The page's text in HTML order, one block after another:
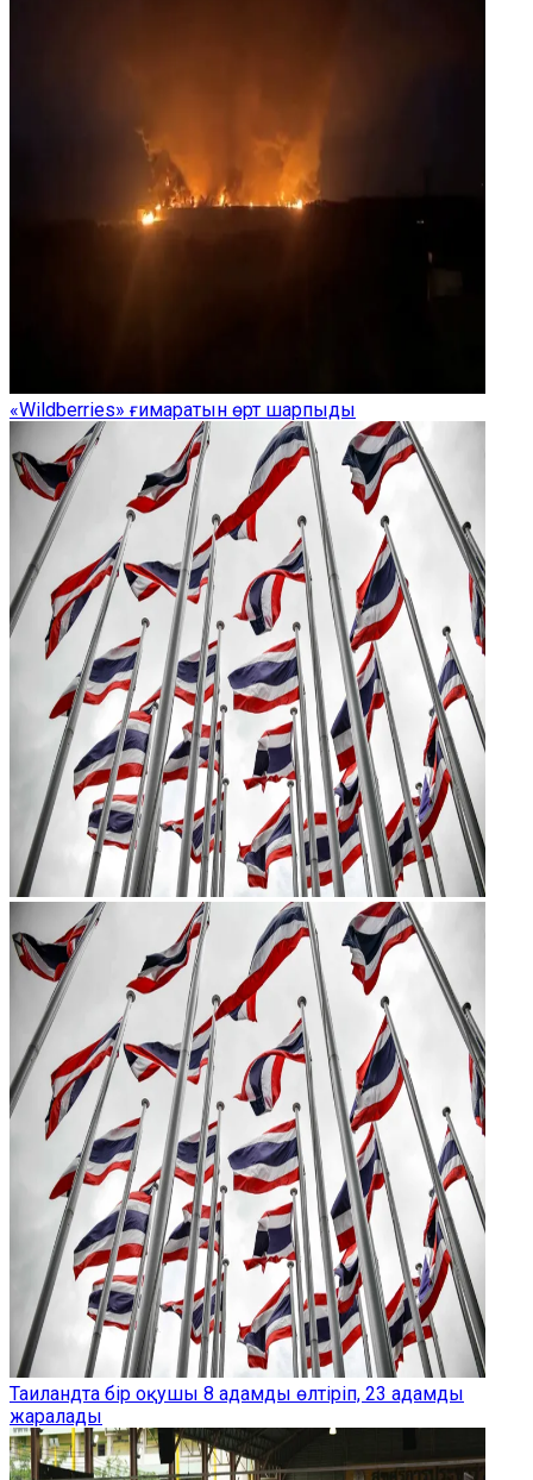
«Wildberries» ғимаратын өрт шарпыды
Таиландта бір оқушы 8 адамды өлтіріп, 23 адамды
жаралады